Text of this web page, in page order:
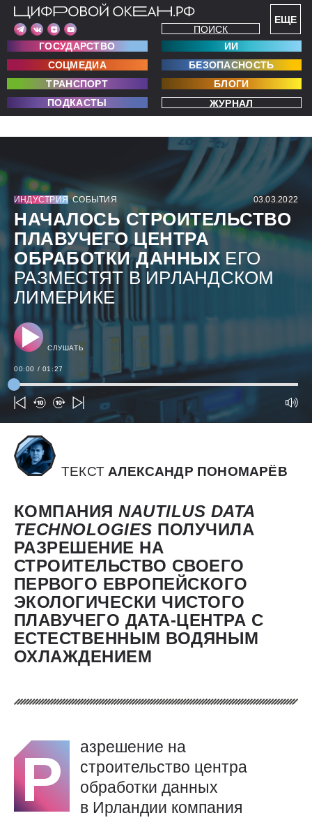
ЕЩЕ
ПОИСК
ГОСУДАРСТВО
ИИ
СОЦМЕДИА
БЕЗОПАСНОСТЬ
ТРАНСПОРТ
БЛОГИ
ПОДКАСТЫ
ЖУРНАЛ
ИНДУСТРИЯ СОБЫТИЯ 03.03.2022
НАЧАЛОСЬ СТРОИТЕЛЬСТВО
ПЛАВУЧЕГО ЦЕНТРА
ОБРАБОТКИ ДАННЫХ ЕГО
РАЗМЕСТЯТ В ИРЛАНДСКОМ
ЛИМЕРИКЕ
СЛУШАТЬ
00:00 / 01:27
ТЕКСТ АЛЕКСАНДР ПОНОМАРЁВ
КОМПАНИЯNAUTILUS DATA
TECHNOLOGIES ПОЛУЧИЛА
РАЗРЕШЕНИЕ НА
СТРОИТЕЛЬСТВО СВОЕГО
ПЕРВОГО ЕВРОПЕЙСКОГО
ЭКОЛОГИЧЕСКИ ЧИСТОГО
ПЛАВУЧЕГО ДАТА-ЦЕНТРА С
ЕСТЕСТВЕННЫМ ВОДЯНЫМ
ОХЛАЖДЕНИЕМ
Р
азрешение на
строительство центра
обработки данных
в Ирландии компания